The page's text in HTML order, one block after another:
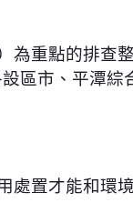
為重點的排查
區市、平潭綜
處置才能和環